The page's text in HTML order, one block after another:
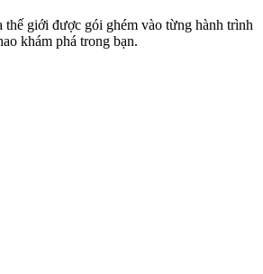
giới được gói ghém vào từng hành trình
khám phá trong bạn.